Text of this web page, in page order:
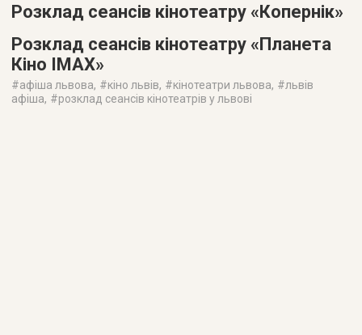
Розклад сеансів кінотеатру «Копернік»
Розклад сеансів кінотеатру «Планета
Кіно IMAX»
#афіша львова, #кіно львів, #кінотеатри львова, #львів
афіша, #розклад сеансів кінотеатрів у львові